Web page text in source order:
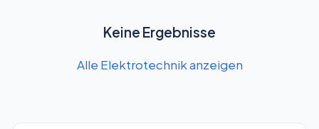
Keine Ergebnisse
Alle Elektrotechnik anzeigen